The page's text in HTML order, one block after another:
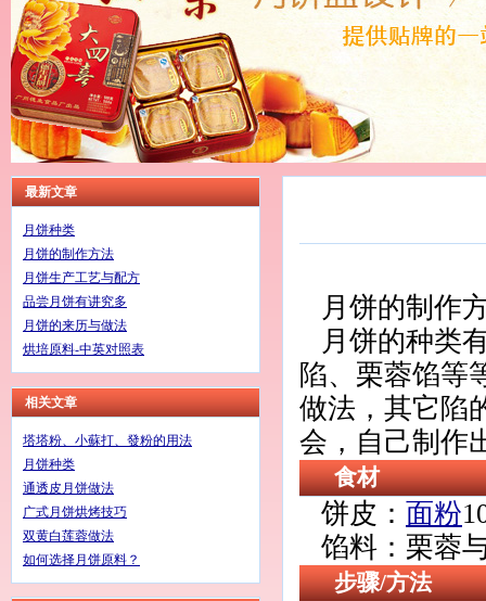
最新文章
月饼种类
月饼的制作方法
月饼生产工艺与配方
品尝月饼有讲究多
月饼的来历与做法
烘培原料-中英对照表
相关文章
塔塔粉、小蘇打、發粉的用法
月饼种类
通透皮月饼做法
广式月饼烘烤技巧
双黄白莲蓉做法
如何选择月饼原料？
月饼的制作
月饼的种类
陷、栗蓉馅等
做法，其它陷
会，自己制作
食材
饼皮： 面粉
馅料：栗蓉
步骤/方法